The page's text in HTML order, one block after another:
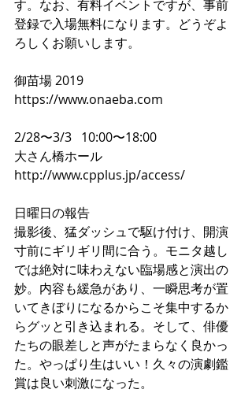
す。なお、有料イベントですが、事前
登録で入場無料になります。どうぞよ
ろしくお願いします。
御苗場 2019
https://www.onaeba.com
2/28〜3/3   10:00〜18:00
大さん橋ホール
http://www.cpplus.jp/access/
日曜日の報告
撮影後、猛ダッシュで駆け付け、開演
寸前にギリギリ間に合う。モニタ越し
では絶対に味わえない臨場感と演出の
妙。内容も緩急があり、一瞬思考が置
いてきぼりになるからこそ集中するか
らグッと引き込まれる。そして、俳優
たちの眼差しと声がたまらなく良かっ
た。やっぱり生はいい！久々の演劇鑑
賞は良い刺激になった。